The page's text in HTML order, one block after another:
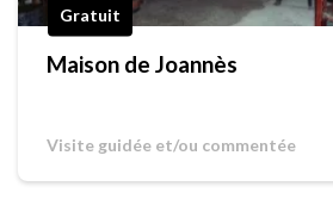
Gratuit
Maison de Joannès
Visite guidée et/ou commentée